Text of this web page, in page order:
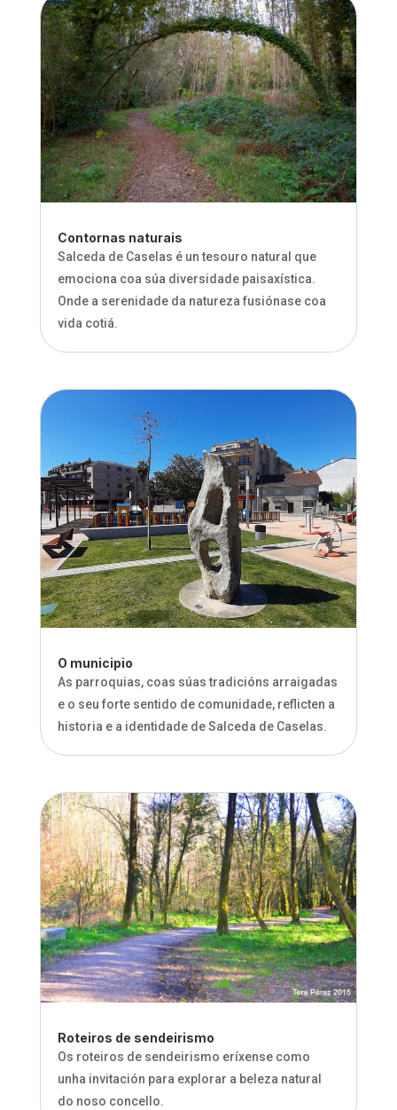
Contornas naturais
Salceda de Caselas é un tesouro natural que
emociona coa súa diversidade paisaxística.
Onde a serenidade da natureza fusiónase coa
vida cotiá.
O municipio
As parroquias, coas súas tradicións arraigadas
e o seu forte sentido de comunidade, reflicten a
historia e a identidade de Salceda de Caselas.
Roteiros de sendeirismo
Os roteiros de sendeirismo eríxense como
unha invitación para explorar a beleza natural
do noso concello.